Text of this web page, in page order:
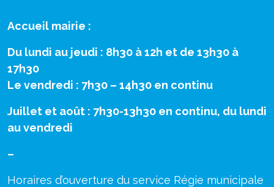
Accueil mairie :
Du lundi au jeudi : 8h30 à 12h et de 13h30 à
17h30
Le vendredi : 7h30 – 14h30 en continu
Juillet et août : 7h30-13h30 en continu, du lundi
au vendredi
–
Horaires d’ouverture du service Régie municipale